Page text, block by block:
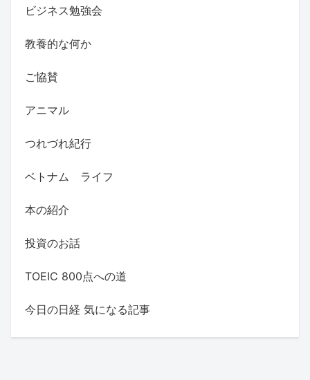
ビジネス勉強会
教養的な何か
ご協賛
アニマル
つれづれ紀行
ベトナム ライフ
本の紹介
投資のお話
TOEIC 800点への道
今日の日経 気になる記事